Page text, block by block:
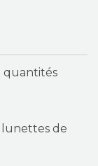
quantités
lunettes de